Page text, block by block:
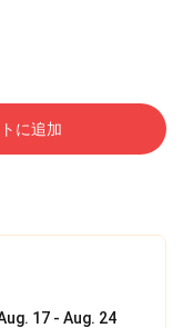
に追加
17 - Aug. 24